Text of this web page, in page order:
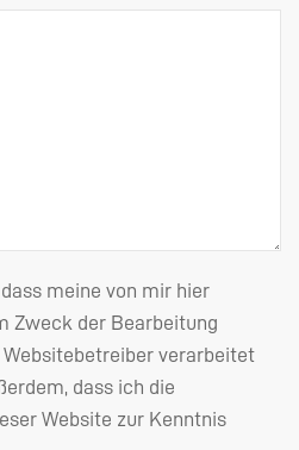
meine von mir hier
Zweck der Bearbeitung
verarbeitet
dass ich die
Website zur Kenntnis